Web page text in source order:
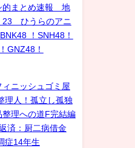
的まとめ速報 地
23 ひうらのアニ
！SNH48！
GNZ48！
ニッシュゴミ屋
理人！孤立し孤独
理への道F完結編
済：厨二病借金
症14年生